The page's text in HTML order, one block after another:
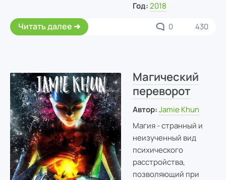
Год: 2018
Читать далее 0 430
Магический
переворот
Автор: Jamie Khun
Магия - странный и
неизученный вид
психического
расстройства,
позволяющий при